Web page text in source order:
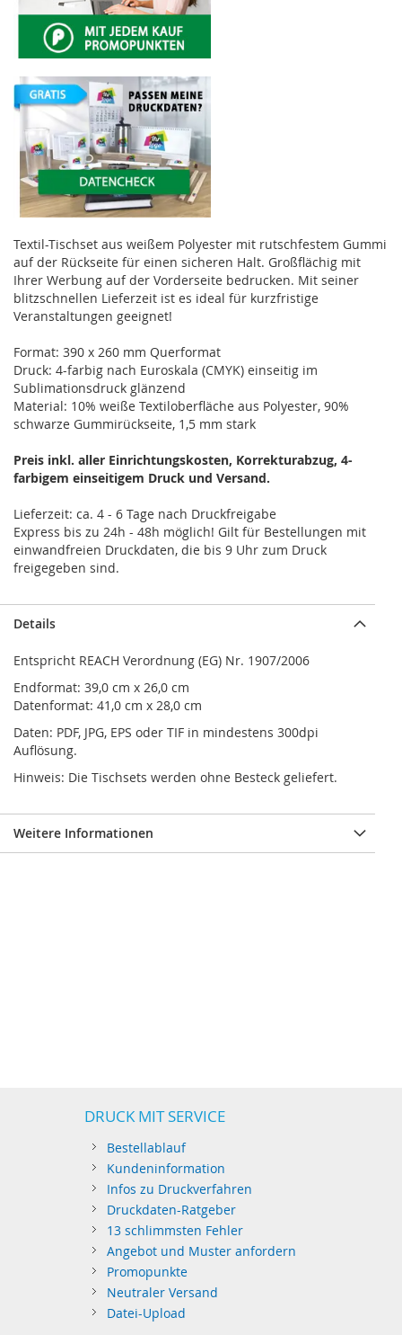
Textil-Tischset aus weißem Polyester mit rutschfestem Gummi
auf der Rückseite für einen sicheren Halt. Großflächig mit
Ihrer Werbung auf der Vorderseite bedrucken. Mit seiner
blitzschnellen Lieferzeit ist es ideal für kurzfristige
Veranstaltungen geeignet!
Format: 390 x 260 mm Querformat
Druck: 4-farbig nach Euroskala (CMYK) einseitig im
Sublimationsdruck glänzend
Material: 10% weiße Textiloberfläche aus Polyester, 90%
schwarze Gummirückseite, 1,5 mm stark
Preis inkl. aller Einrichtungskosten, Korrekturabzug, 4-
farbigem einseitigem Druck und Versand.
Lieferzeit: ca. 4 - 6 Tage nach Druckfreigabe
Express bis zu 24h - 48h möglich! Gilt für Bestellungen mit
einwandfreien Druckdaten, die bis 9 Uhr zum Druck
freigegeben sind.
Details
Entspricht REACH Verordnung (EG) Nr. 1907/2006
Endformat: 39,0 cm x 26,0 cm
Datenformat: 41,0 cm x 28,0 cm
Daten: PDF, JPG, EPS oder TIF in mindestens 300dpi
Auflösung.
Hinweis: Die Tischsets werden ohne Besteck geliefert.
Weitere Informationen
DRUCK MIT SERVICE
Bestellablauf
Kundeninformation
Infos zu Druckverfahren
Druckdaten-Ratgeber
13 schlimmsten Fehler
Angebot und Muster anfordern
Promopunkte
Neutraler Versand
Datei-Upload